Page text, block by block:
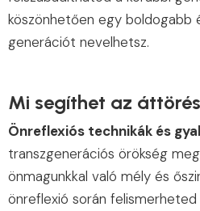
köszönhetően egy boldogabb
generációt nevelhetsz.
Mi segíthet az
Önreflexiós technikák és
transzgenerációs örökség
önmagunkkal való mély és
önreflexió során